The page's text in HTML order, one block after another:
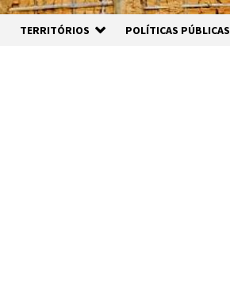
TERRITÓRIOS POLÍTICAS PÚBLICAS